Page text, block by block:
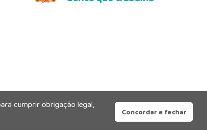
cumprir obrigação legal,
Concordar e fechar